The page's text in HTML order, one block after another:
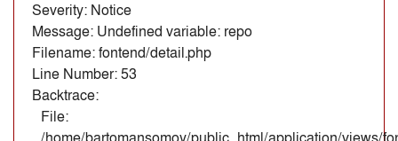
Severity: Notice
Message: Undefined variable: repo
Filename: fontend/detail.php
Line Number: 53
Backtrace:
File: